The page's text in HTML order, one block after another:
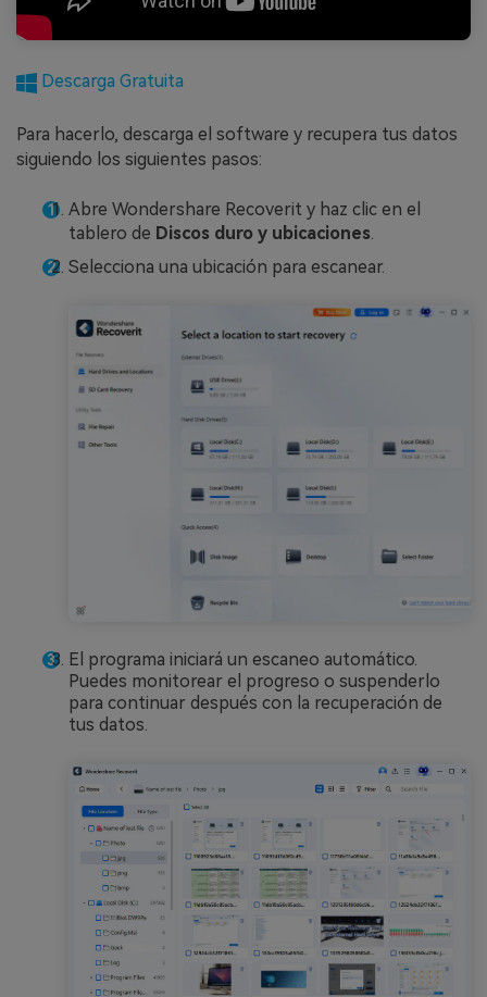
Descarga Gratuita
Para hacerlo, descarga el software y recupera tus datos
siguiendo los siguientes pasos:
Abre Wondershare Recoverit y haz clic en el
tablero de Discos duro y ubicaciones.
Selecciona una ubicación para escanear.
El programa iniciará un escaneo automático.
Puedes monitorear el progreso o suspenderlo
para continuar después con la recuperación de
tus datos.